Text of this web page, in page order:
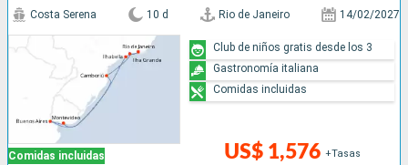
Comidas incluidas
Costa Serena 10 d Rio de Janeiro 14/02/2027
US$ 1,576 +Tasas
Club de niños gratis desde los 3
Gastronomía italiana
Comidas incluidas